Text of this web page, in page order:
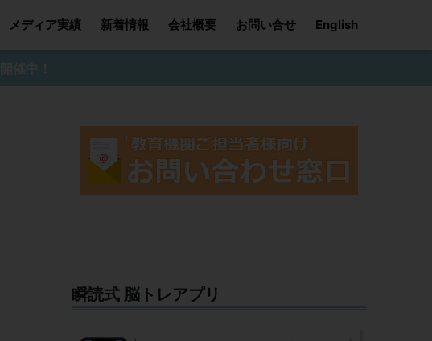
メディア実績 新着情報 会社概要 お問い合せ English
瞬読式 脳トレアプリ